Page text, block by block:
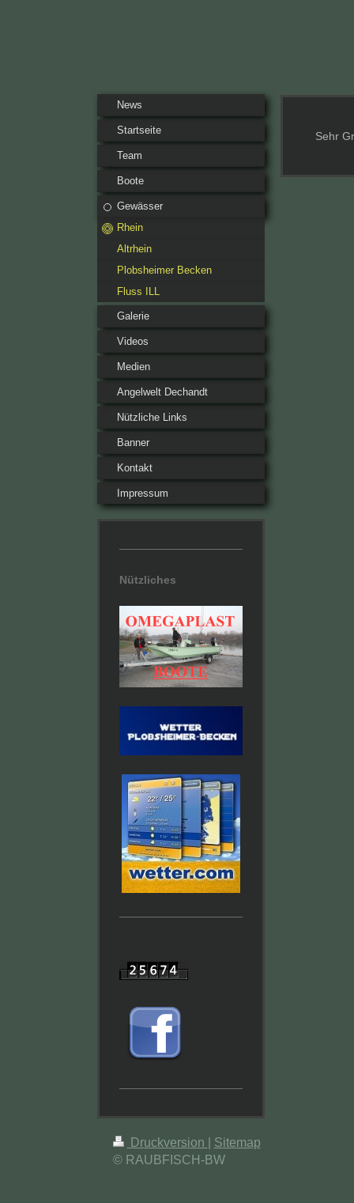
News
Startseite
Team
Boote
Gewässer
Rhein
Altrhein
Plobsheimer Becken
Fluss ILL
Galerie
Videos
Medien
Angelwelt Dechandt
Nützliche Links
Banner
Kontakt
Impressum
Nützliches
Sehr Gr
Druckversion
Sitemap
© RAUBFISCH-BW